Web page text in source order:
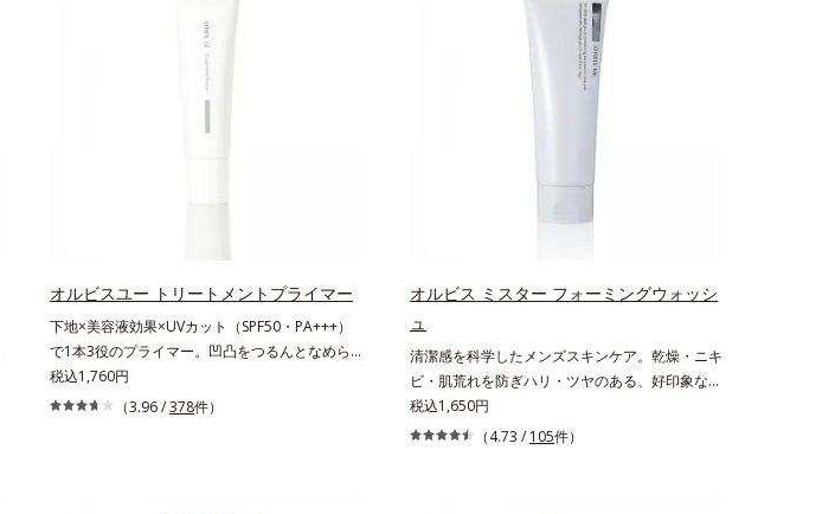
の球状粉体(*2)が凹凸を埋めて、肌に薄いヴェー
ルをかけるようにカバー。さらに板状粉体が光を
反射して、すっぴん肌のようなナチュラルなツヤ
とりパウダー(*3)」を配合し、くずれ＆テカリを
ープルーフ(*4)だから、レジャーにも大活躍して
くれます。*1 シリカ、セルロース、窒化ホウ素
*2 シリカ6種類、セルロース*3 シリカ配合＝皮
脂を吸着する粉体*4 化粧持ち性能
どが現れている状態である「透明感のなさ」が現
れることで大人の肌印象に大きな影響を与えてい
ることが分かりました。そこでオルビスユー ド
ットシリーズは美容成分(*7)として「G.D.F.アク
ティベーター(*8)」を配合。そして、従来から配
(*7)「GLルートブースター(*9)」を配合すること
で、肌のふっくら感や透明感を叶えます。美白ケ
を。効果的なシナジー設計で、あなたのエイジン
え、シミ・ソバカスを防ぐ（ウォッシュ除く）
*2 オルビス内スキンケアシリーズの保湿力*3 年
齢に応じたお手入れのこと*4 うるおいによる*5
乾燥、ハリ・ツヤのなさ*6 乾燥による*7 保湿成
分*8 ロニセラカエルレア果汁、ノバラエキス配
オルビスユー トリートメントプライマー
下地×美容液効果×UVカット（SPF50・PA+++）
で1本3役のプライマー。凹凸をつるんとなめら
かに(*1)整え、化粧ノリUPの高機能化粧下
地。“塗るたび高まる、素肌の美しさ” 肌本来の美
税込1,760円
（3.96 /378件）
オルビス ミスター フォーミングウォッシ
ュ
清潔感を科学したメンズスキンケア。乾燥・ニキ
ビ・肌荒れを防ぎハリ・ツヤのある、好印象な清
潔透明肌(*1)へ。オルビス ミスターは、男性の清
潔感、爽やかさ、若々しさの印象を科学的に検証
税込1,650円
（4.73 / 105件）